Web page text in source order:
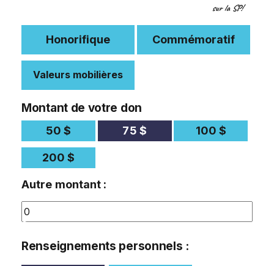
sur la SP!
Valeurs mobilières
Montant de votre don
50 $ 75 $ 100 $
200 $
Autre montant :
$
Renseignements personnels :